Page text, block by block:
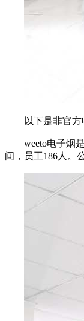
以下是非官方
weeto电子烟
间，员工186人。